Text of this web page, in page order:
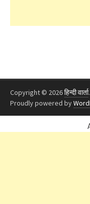
Copyright © 2026हिन्दी वार्ता.
Proudly powered by